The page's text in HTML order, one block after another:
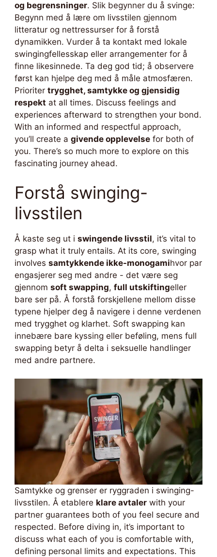
og begrensninger. Slik begynner du å svinge:
Begynn med å lære om livsstilen gjennom
litteratur og nettressurser for å forstå
dynamikken. Vurder å ta kontakt med lokale
swingingfellesskap eller arrangementer for å
finne likesinnede. Ta deg god tid; å observere
først kan hjelpe deg med å måle atmosfæren.
Prioriter trygghet, samtykke og gjensidig
respekt at all times. Discuss feelings and
experiences afterward to strengthen your bond.
With an informed and respectful approach,
you’ll create a givende opplevelse for both of
you. There’s so much more to explore on this
fascinating journey ahead.
Forstå swinging-
livsstilen
Å kaste seg ut i swingende livsstil, it’s vital to
grasp what it truly entails. At its core, swinging
involves samtykkende ikke-monogamihvor par
engasjerer seg med andre - det være seg
gjennom soft swapping, full utskiftingeller
bare ser på. Å forstå forskjellene mellom disse
typene hjelper deg å navigere i denne verdenen
med trygghet og klarhet. Soft swapping kan
innebære bare kyssing eller beføling, mens full
swapping betyr å delta i seksuelle handlinger
med andre partnere.
Samtykke og grenser er ryggraden i swinging-
livsstilen. Å etablere klare avtaler with your
partner guarantees both of you feel secure and
respected. Before diving in, it’s important to
discuss what each of you is comfortable with,
defining personal limits and expectations. This